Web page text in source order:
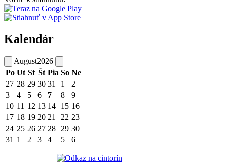
Kalendár
August2026
Po Ut St Št Pia So Ne
27 28 29 30 31 1
2
3
4 5 6 7 8
9
10 11 12 13 14 15 16
17 18 19 20 21 22 23
24 25 26 27 28 29 30
31 1 2 3 4 5 6